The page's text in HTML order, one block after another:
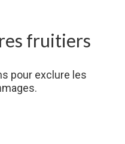
fruitiers
pour exclure les